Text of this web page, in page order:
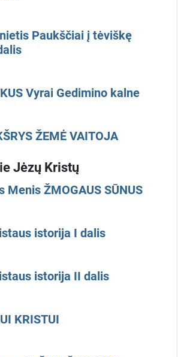
Paukščiai į tėviškę
Vyrai Gedimino kalne
ŽEMĖ VAITOJA
Jėzų Kristų
Menis ŽMOGAUS SŪNUS
istorija I dalis
istorija II dalis
KRISTUI